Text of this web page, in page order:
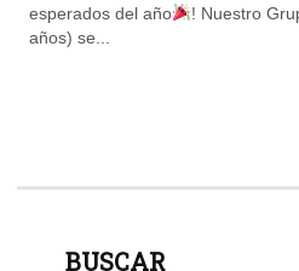
esperados del año
! Nuestro
años) se...
BUSCAR